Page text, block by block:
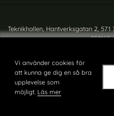
Vi använder cookies för
att kunna ge dig en så bra
upplevelse som
möjligt. Läs mer
Teknikhallen, Hantverksgatan 2,